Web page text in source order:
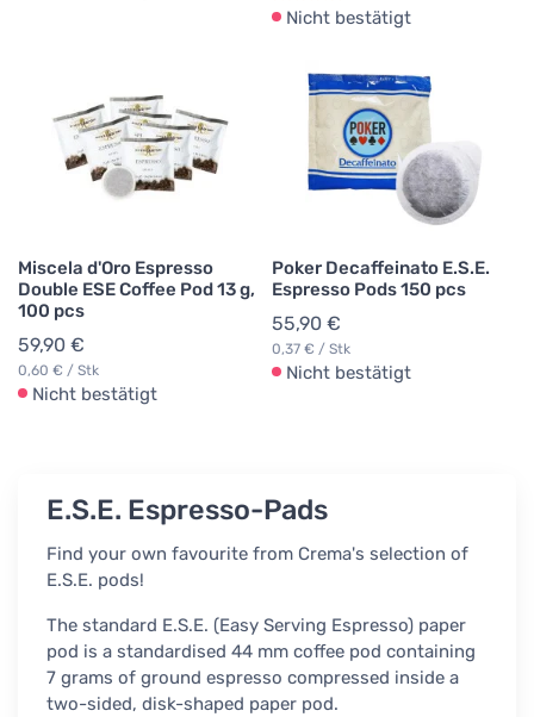
Nicht bestätigt
Miscela d'Oro Espresso
Double ESE Coffee Pod 13 g,
100 pcs
59,90 €
0,60 € / Stk
Nicht bestätigt
Poker Decaffeinato E.S.E.
Espresso Pods 150 pcs
55,90 €
0,37 € / Stk
Nicht bestätigt
E.S.E. Espresso-Pads
Find your own favourite from Crema's selection of
E.S.E. pods!
The standard E.S.E. (Easy Serving Espresso) paper
pod is a standardised 44 mm coffee pod containing
7 grams of ground espresso compressed inside a
two-sided, disk-shaped paper pod.